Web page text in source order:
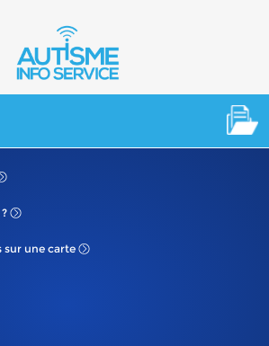
sur une carte